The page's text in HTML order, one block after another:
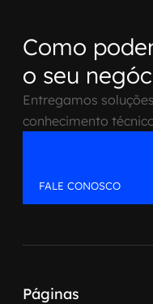
Como
o seu
Entregamos
conhecimento
FALE CONOSCO
Páginas